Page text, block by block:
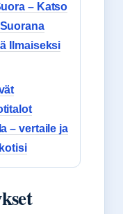
– Katso
Ilmaiseksi
– vertaile ja